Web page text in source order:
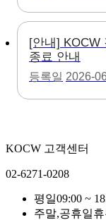
[안내] KOCW
종료 안내
등록일 2026-
KOCW 고객센터
02-6271-0208
평일09:00 ~
주말,공휴일